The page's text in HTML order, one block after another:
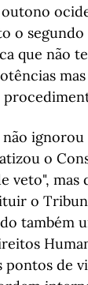
o
que não
não
o
veto", mas
o
também
de